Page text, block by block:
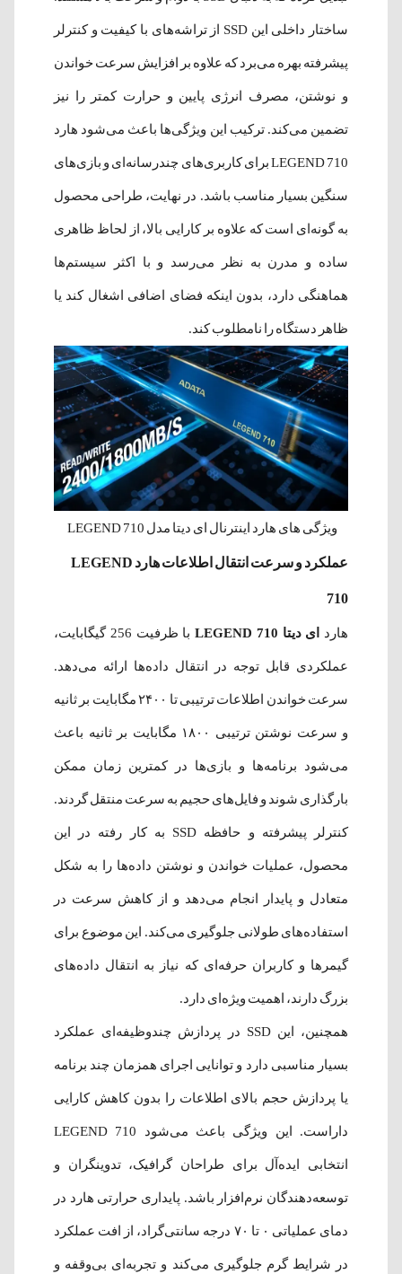
ساختار داخلی این SSD از تراشه‌های با کیفیت و کنترلر
پیشرفته بهره می‌برد که علاوه بر افزایش سرعت خواندن
و نوشتن، مصرف انرژی پایین و حرارت کمتر را نیز
تضمین می‌کند. ترکیب این ویژگی‌ها باعث می‌شود هارد
LEGEND 710 برای کاربری‌های چندرسانه‌ای و بازی‌های
سنگین بسیار مناسب باشد. در نهایت، طراحی محصول
به گونه‌ای است که علاوه بر کارایی بالا، از لحاظ ظاهری
ساده و مدرن به نظر می‌رسد و با اکثر سیستم‌ها
هماهنگی دارد، بدون اینکه فضای اضافی اشغال کند یا
ظاهر دستگاه را نامطلوب کند.
ویژگی های هارد اینترنال ای دیتا مدل LEGEND 710
عملکرد و سرعت انتقال اطلاعات هارد LEGEND
710
هارد ای دیتا LEGEND 710 با ظرفیت 256 گیگابایت،
عملکردی قابل توجه در انتقال داده‌ها ارائه می‌دهد.
سرعت خواندن اطلاعات ترتیبی تا ۲۴۰۰ مگابایت بر ثانیه
و سرعت نوشتن ترتیبی ۱۸۰۰ مگابایت بر ثانیه باعث
می‌شود برنامه‌ها و بازی‌ها در کمترین زمان ممکن
بارگذاری شوند و فایل‌های حجیم به سرعت منتقل گردند.
کنترلر پیشرفته و حافظه SSD به کار رفته در این
محصول، عملیات خواندن و نوشتن داده‌ها را به شکل
متعادل و پایدار انجام می‌دهد و از کاهش سرعت در
استفاده‌های طولانی جلوگیری می‌کند. این موضوع برای
گیمرها و کاربران حرفه‌ای که نیاز به انتقال داده‌های
بزرگ دارند، اهمیت ویژه‌ای دارد.
همچنین، این SSD در پردازش چندوظیفه‌ای عملکرد
بسیار مناسبی دارد و توانایی اجرای همزمان چند برنامه
یا پردازش حجم بالای اطلاعات را بدون کاهش کارایی
داراست. این ویژگی باعث می‌شود LEGEND 710
انتخابی ایده‌آل برای طراحان گرافیک، تدوینگران و
توسعه‌دهندگان نرم‌افزار باشد. پایداری حرارتی هارد در
دمای عملیاتی ۰ تا ۷۰ درجه سانتی‌گراد، از افت عملکرد
در شرایط گرم جلوگیری می‌کند و تجربه‌ای بی‌وقفه و